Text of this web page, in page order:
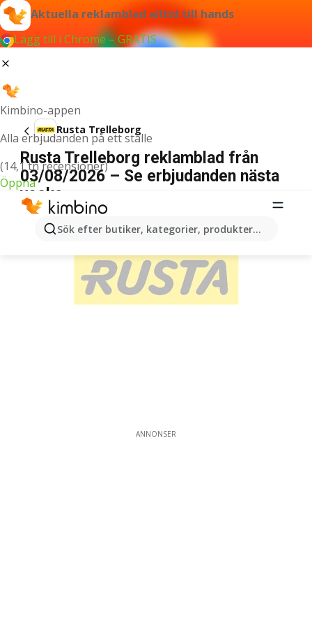
Aktuella reklamblad alltid till hands
Lägg till i Chrome – GRATIS
Kimbino-appen
Alla erbjudanden på ett ställe
(14,1 tn recensioner)
Öppna
Sök efter butiker, kategorier, produkter...
Rusta Trelleborg
Rusta Trelleborg reklamblad från
03/08/2026 – Se erbjudanden nästa
vecka
ANNONSER